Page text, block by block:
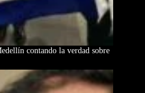
contando la verdad sobre